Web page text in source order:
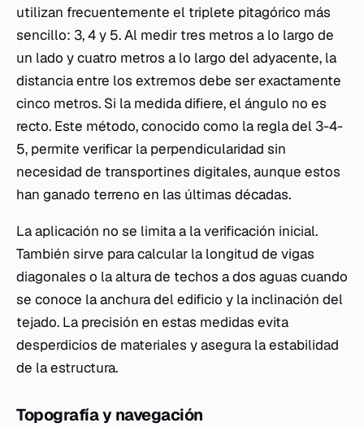
utilizan frecuentemente el triplete pitagórico más
sencillo: 3, 4 y 5. Al medir tres metros a lo largo de
un lado y cuatro metros a lo largo del adyacente, la
distancia entre los extremos debe ser exactamente
cinco metros. Si la medida difiere, el ángulo no es
recto. Este método, conocido como la regla del 3-4-
5, permite verificar la perpendicularidad sin
necesidad de transportines digitales, aunque estos
han ganado terreno en las últimas décadas.
La aplicación no se limita a la verificación inicial.
También sirve para calcular la longitud de vigas
diagonales o la altura de techos a dos aguas cuando
se conoce la anchura del edificio y la inclinación del
tejado. La precisión en estas medidas evita
desperdicios de materiales y asegura la estabilidad
de la estructura.
Topografía y navegación